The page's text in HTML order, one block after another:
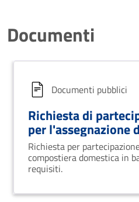
Documenti
Documenti pubblici
Richiesta di
per l'assegnazione
compostiera
Richiesta per
compostiera domestica in
requisiti.